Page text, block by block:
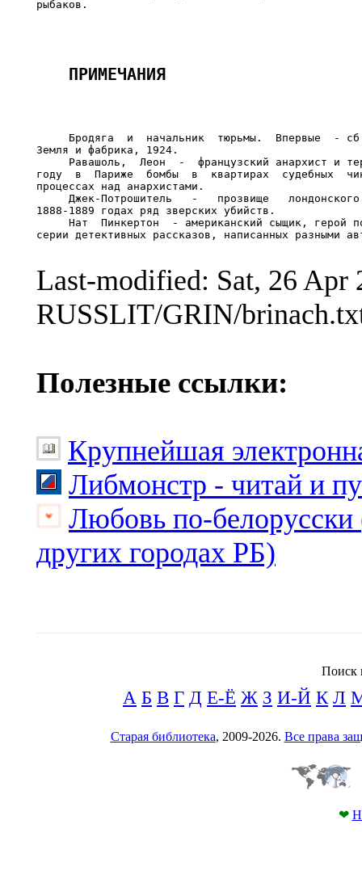
Бродяга  и  начальник  тюрьмы.  Впервые  -
Земля и фабрика, 1924.
Равашоль,  Леон  -  французский анархист и
году  в  Париже  бомбы  в  квартирах  судебных
процессах над анархистами.
Джек-Потрошитель   -   прозвище
1888-1889 годах ряд зверских убийств.
Нат  Пинкертон  - американский сыщик, герой
серии детективных рассказов, написанных разными
Last-modified: Sat, 26 Apr
RUSSLIT/GRIN/
Полезные ссылки:
Крупнейшая
Либмонстр - читай и
Любовь по-белорусски
других городах РБ)
Поиск
А Б В Г Д Е-Ё Ж З И-Й К Л
Старая библиотека, 2009-2026. Все права
❤